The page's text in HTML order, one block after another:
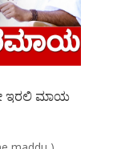
ಇರಲಿ ಮಾಯ